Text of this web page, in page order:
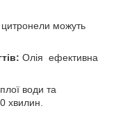
цитронели можуть
Олія ефективна
води та
хвилин.